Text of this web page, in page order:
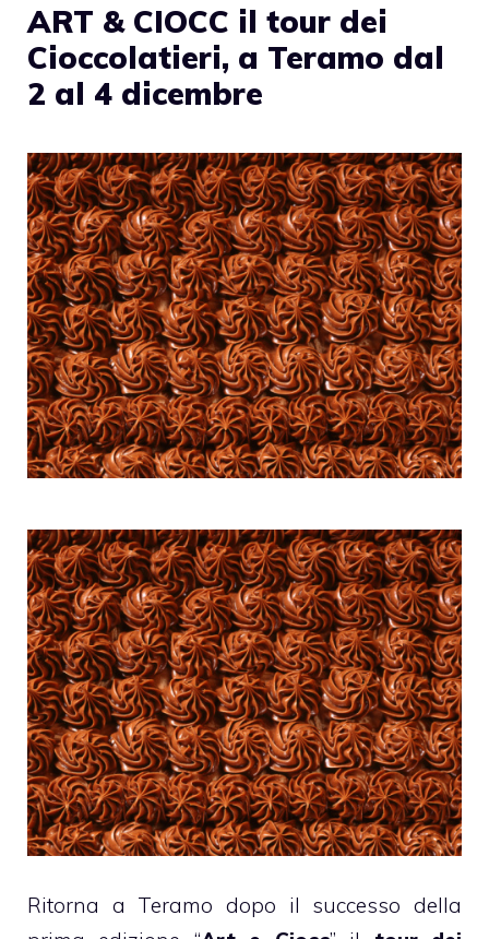
ART & CIOCC il tour dei
Cioccolatieri, a Teramo dal
2 al 4 dicembre
Ritorna a Teramo dopo il successo della